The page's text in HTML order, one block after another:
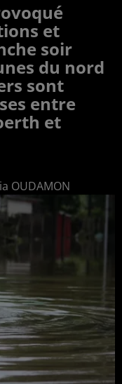
et
soir
du nord
sont
entre
et
OUDAMON